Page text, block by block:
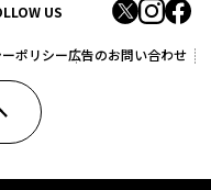
US
ポリシー広告のお問い合わせ